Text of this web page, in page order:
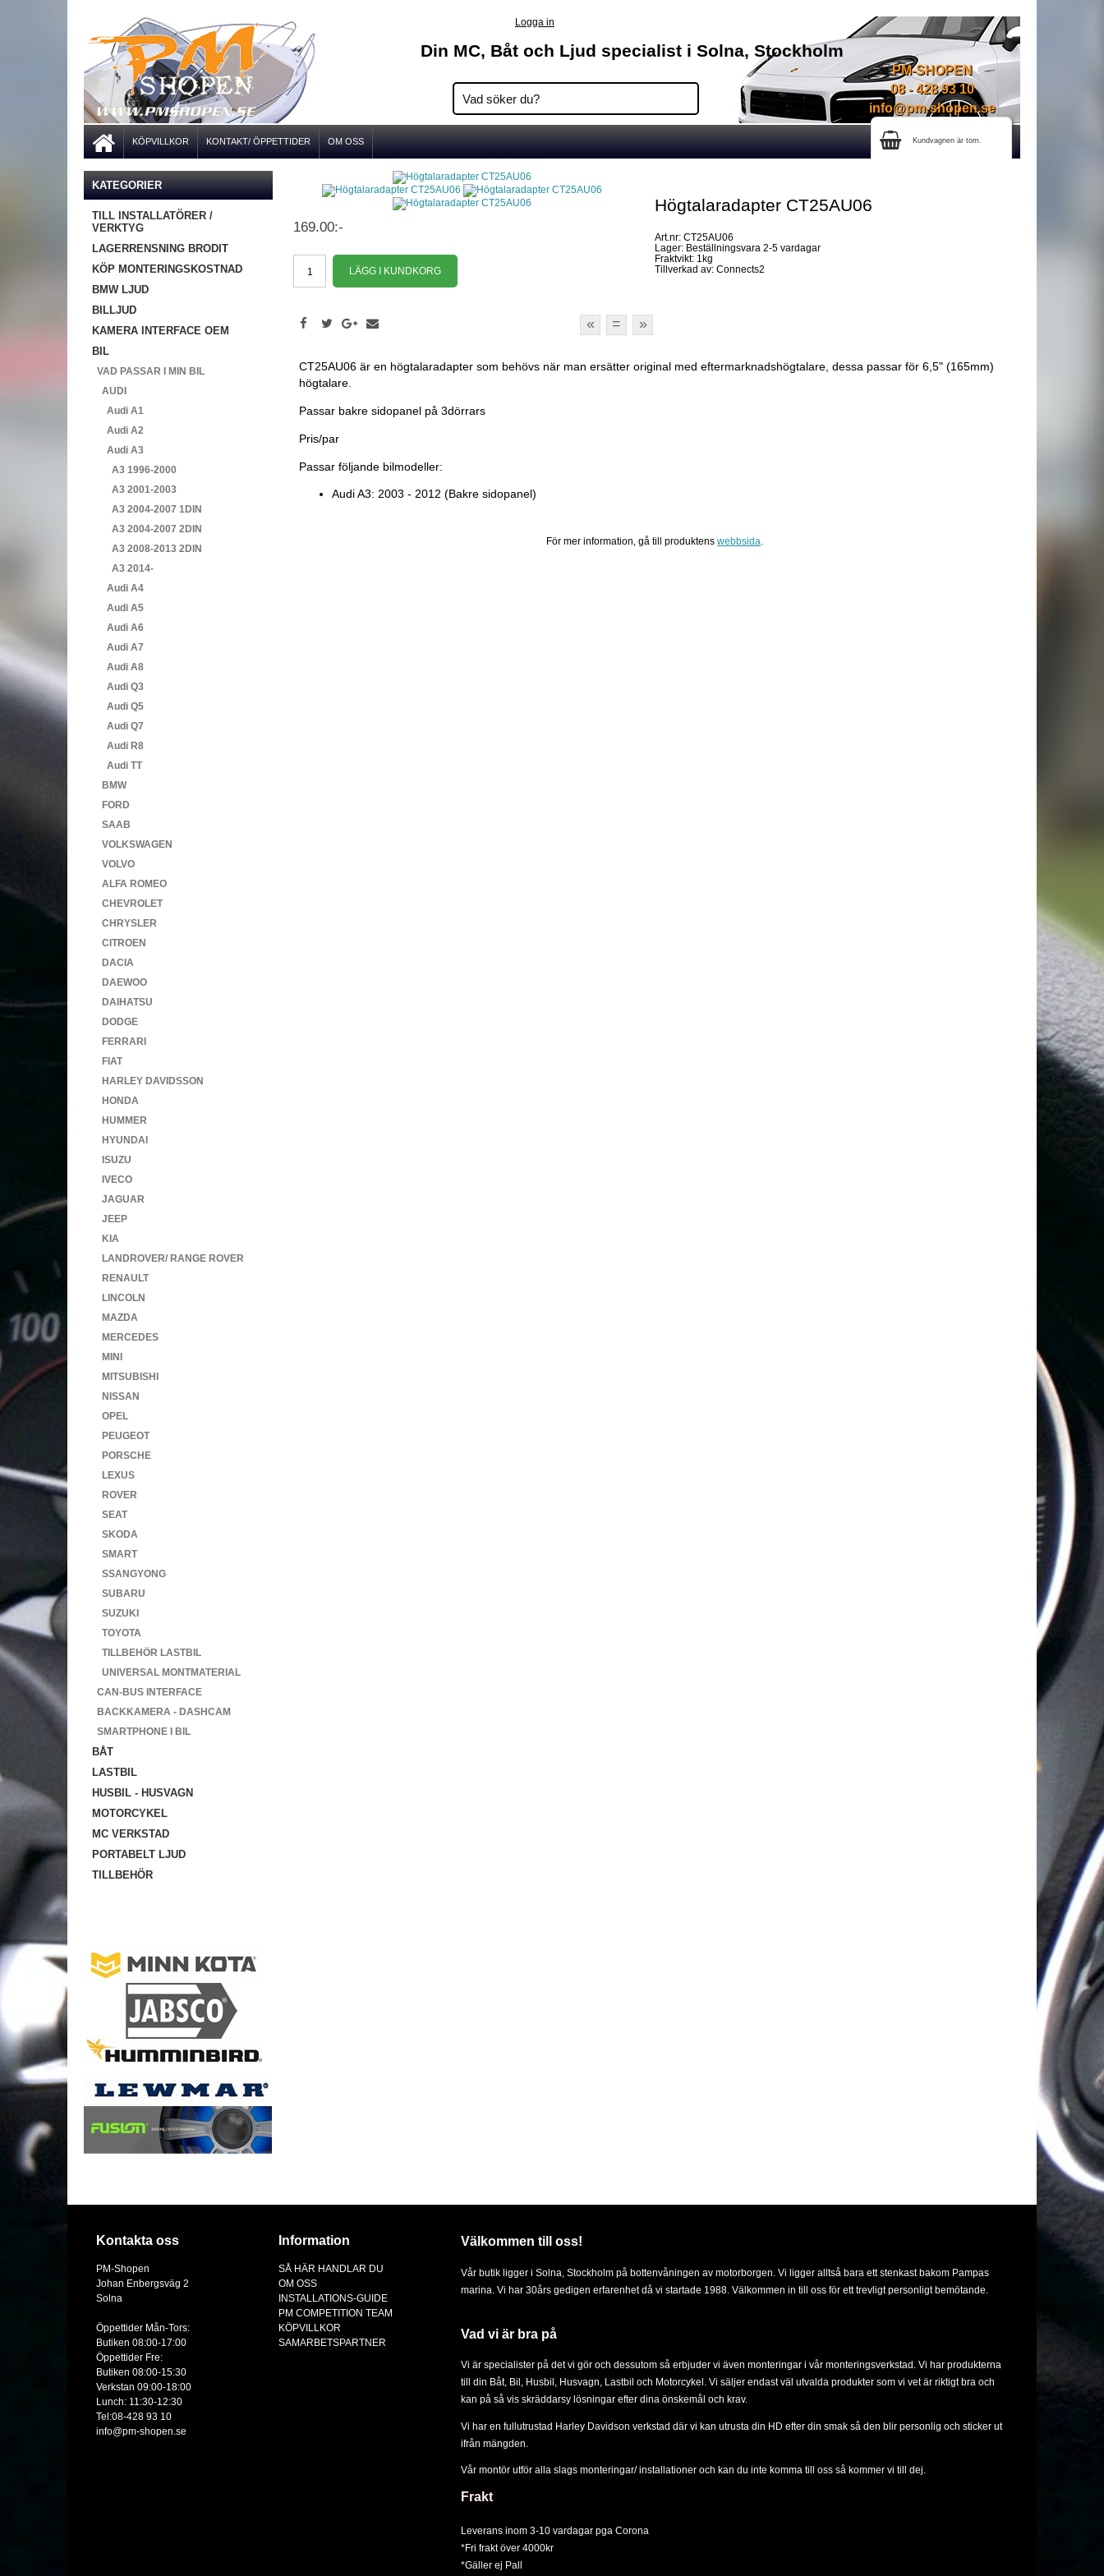
Logga in
Din MC, Båt och Ljud specialist i Solna, Stockholm
PM-SHOPEN
08 - 428 93 10
info@pm-shopen.se
KÖPVILLKOR KONTAKT/ ÖPPETTIDER OM OSS Kundvagnen är tom.
KATEGORIER
TILL INSTALLATÖRER /
VERKTYG
LAGERRENSNING BRODIT
KÖP MONTERINGSKOSTNAD
BMW LJUD
BILLJUD
KAMERA INTERFACE OEM
BIL
VAD PASSAR I MIN BIL
AUDI
Audi A1
Audi A2
Audi A3
A3 1996-2000
A3 2001-2003
A3 2004-2007 1DIN
A3 2004-2007 2DIN
A3 2008-2013 2DIN
A3 2014-
Audi A4
Audi A5
Audi A6
Audi A7
Audi A8
Audi Q3
Audi Q5
Audi Q7
Audi R8
Audi TT
BMW
FORD
SAAB
VOLKSWAGEN
VOLVO
ALFA ROMEO
CHEVROLET
CHRYSLER
CITROEN
DACIA
DAEWOO
DAIHATSU
DODGE
FERRARI
FIAT
HARLEY DAVIDSSON
HONDA
HUMMER
HYUNDAI
ISUZU
IVECO
JAGUAR
JEEP
KIA
LANDROVER/ RANGE ROVER
RENAULT
LINCOLN
MAZDA
MERCEDES
MINI
MITSUBISHI
NISSAN
OPEL
PEUGEOT
PORSCHE
LEXUS
ROVER
SEAT
SKODA
SMART
SSANGYONG
SUBARU
SUZUKI
TOYOTA
TILLBEHÖR LASTBIL
UNIVERSAL MONTMATERIAL
CAN-BUS INTERFACE
BACKKAMERA - DASHCAM
SMARTPHONE I BIL
BÅT
LASTBIL
HUSBIL - HUSVAGN
MOTORCYKEL
MC VERKSTAD
PORTABELT LJUD
TILLBEHÖR
Högtalaradapter CT25AU06
Art.nr: CT25AU06
Lager: Beställningsvara 2-5 vardagar
Fraktvikt: 1kg
Tillverkad av: Connects2
169.00:-
« = »
CT25AU06 är en högtalaradapter som behövs när man ersätter original med eftermarknadshögtalare, dessa passar för 6,5" (165mm)
högtalare.
Passar bakre sidopanel på 3dörrars
Pris/par
Passar följande bilmodeller:
Audi A3: 2003 - 2012 (Bakre sidopanel)
För mer information, gå till produktenswebbsida
Kontakta oss
PM-Shopen
Johan Enbergsväg 2
Solna
Öppettider Mån-Tors:
Butiken 08:00-17:00
Öppettider Fre:
Butiken 08:00-15:30
Verkstan 09:00-18:00
Lunch: 11:30-12:30
Tel:08-428 93 10
info@pm-shopen.se
Information
SÅ HÄR HANDLAR DU
OM OSS
INSTALLATIONS-GUIDE
PM COMPETITION TEAM
KÖPVILLKOR
SAMARBETSPARTNER
Välkommen till oss!
Vår butik ligger i Solna, Stockholm på bottenvåningen av motorborgen. Vi ligger alltså bara ett stenkast bakom Pampas
marina. Vi har 30års gedigen erfarenhet då vi startade 1988. Välkommen in till oss för ett trevligt personligt bemötande.
Vad vi är bra på
Vi är specialister på det vi gör och dessutom så erbjuder vi även monteringar i vår monteringsverkstad. Vi har produkterna
till din Båt, Bil Husbil, Husvagn Lastbil och Motorcykel
. Vi säljer endast väl utvalda produkter som vi vet är riktigt bra och
kan på så vis skräddarsy lösningar efter dina önskemål och krav.
Vi har en fullutrustad Harley Davidson verkstad där vi kan utrusta din HD efter din smak så den blir personlig och sticker ut
ifrån mängden.
Vår montör utför alla slags monteringar/ installationeroch kan du inte komma till oss så kommer vi till dej.
Frakt
Leverans inom 3-10 vardagar pga Corona
*Fri frakt över 4000kr
*Gäller ej Pall